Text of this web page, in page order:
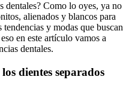
dentales? Como lo oyes, ya no
alienados y blancos para
y modas que buscan
en este artículo vamos a
dentales.
dientes separados